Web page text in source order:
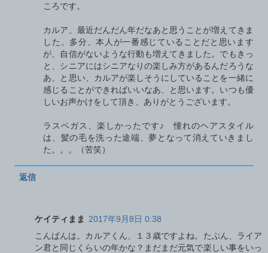
ころです。
カルア、最近だんだん年だなあと思うことが増えてきま
した。多分、本人が一番感じていることだと思います
が、自信がないような行動も増えてきました。でもきっ
と、シニアにはシニアなりの楽しみ方があるんだろうな
あ、と思い、カルアが楽しそうにしていることを一緒に
感じることができればいいなあ、と思います。いつも優
しいお声かけをして頂き、ありがとうございます。
ラスベガス、楽しかったです♪ 憧れのヘアスタイル
は、髪の毛を洗った途端、夢となって消えていきまし
た。。。（苦笑）
返信
ケイティまま
2017年9月8日 0:38
こんばんは。カルアくん、１３歳ですよね。たぶん、ライア
ン君と同じくらいの年かな？まだまだ元気で楽しい事をいっ